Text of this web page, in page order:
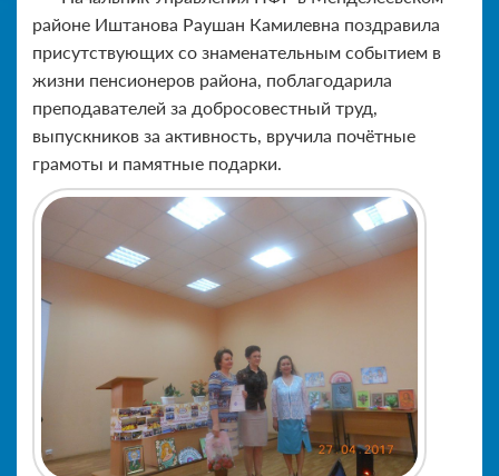
районе Иштанова Раушан Камилевна поздравила
присутствующих со знаменательным событием в
жизни пенсионеров района, поблагодарила
преподавателей за добросовестный труд,
выпускников за активность, вручила почётные
грамоты и памятные подарки.